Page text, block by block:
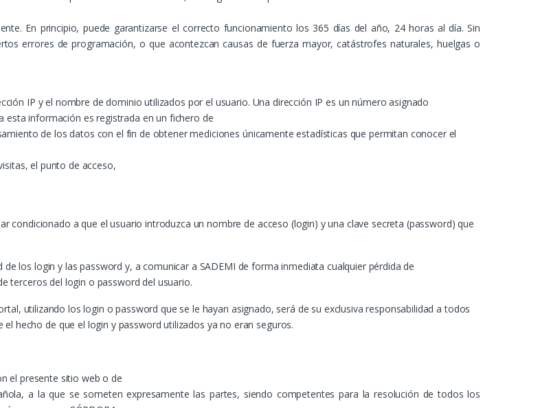
En principio, puede garantizarse el correcto funcionamiento los 365 días del año, 24 horas al día. Sin
errores de programación, o que acontezcan causas de fuerza mayor, catástrofes naturales, huelgas o
IP y el nombre de dominio utilizados por el usuario. Una dirección IP es un número asignado
información es registrada en un fichero de
de los datos con el fin de obtener mediciones únicamente estadísticas que permitan conocer el
el punto de acceso,
condicionado a que el usuario introduzca un nombre de acceso (login) y una clave secreta (password) que
los login y las password y, a comunicar a SADEMI de forma inmediata cualquier pérdida de
terceros del login o password del usuario.
utilizando los login o password que se le hayan asignado, será de su exclusiva responsabilidad a todos
hecho de que el login y password utilizados ya no eran seguros.
el presente sitio web o de
a la que se someten expresamente las partes, siendo competentes para la resolución de todos los